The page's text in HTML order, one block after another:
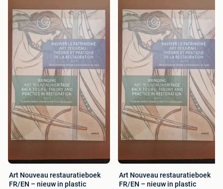
Art Nouveau restauratieboek
FR/EN – nieuw in plastic
Art Nouveau restauratieboek
FR/EN – nieuw in plastic